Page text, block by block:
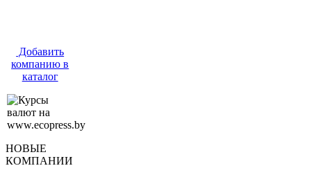
Добавить
компанию в
каталог
НОВЫЕ
КОМПАНИИ